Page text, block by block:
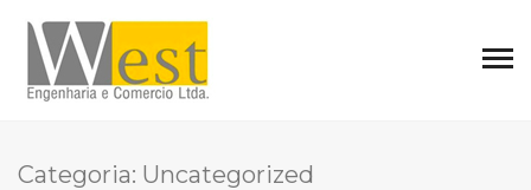
Categoria: Uncategorized